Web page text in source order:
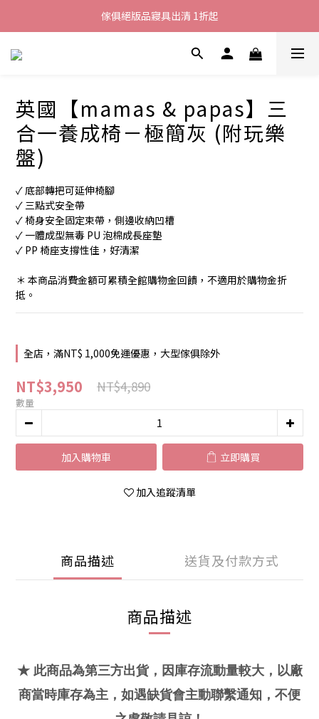
加入LINE好友就送您200元折價卷
傢俱絕版品寢具出清 1折起
全館滿$8000現折$500
英國【mamas & papas】三
合一養成椅－極簡灰 (附玩樂
盤)
✓ 底部轉把可延伸椅腳
✓ 三點式安全帶
✓ 椅身安全固定束帶，側邊收納凹槽
✓ 一體成型無毒 PU 泡棉成長座墊
✓ PP 椅座支撐性佳，好清潔
＊ 本商品消費金額可累積全館購物金回饋，不適用於購物金折
抵。
全店，滿NT$ 1,000免運優惠，大型傢俱除外
NT$3,950 NT$4,890
數量
加入購物車 立即購買
加入追蹤清單
商品描述 送貨及付款方式
商品描述
★ 此商品為第三方出貨，因庫存流動量較大，以廠
商當時庫存為主，如遇缺貨會主動聯繫通知，不便